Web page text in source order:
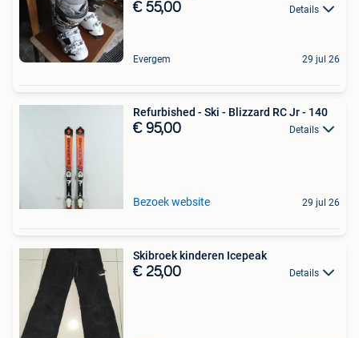
€ 55,00 Details
Evergem 29 jul 26
Refurbished - Ski - Blizzard RC Jr - 140
€ 95,00 Details
Bezoek website 29 jul 26
Skibroek kinderen Icepeak
€ 25,00 Details